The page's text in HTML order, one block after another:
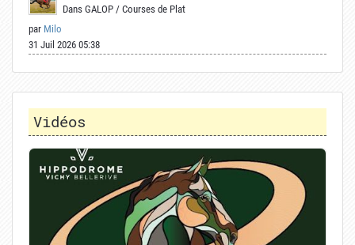
Dans GALOP / Courses de Plat
par Milo
31 Juil 2026 05:38
Vidéos